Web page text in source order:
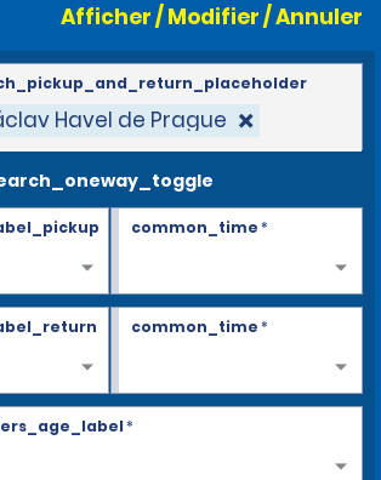
Afficher / Modifier / Annuler
Havel de Prague
common_time*
common_time*
*